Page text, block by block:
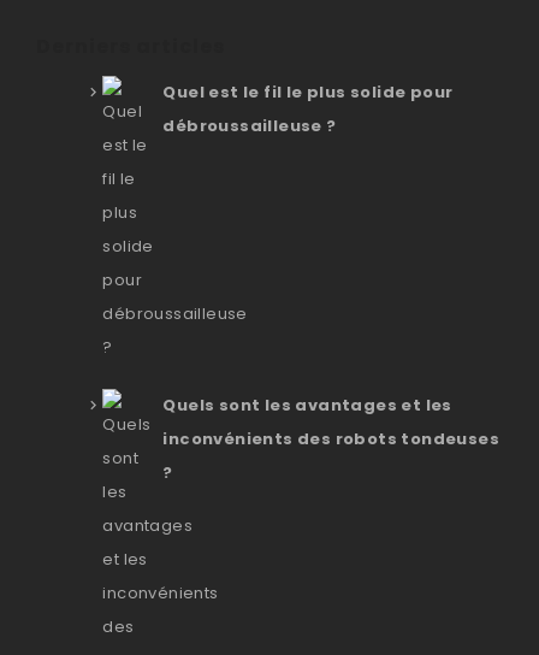
Quel est le fil le plus solide pour
débroussailleuse ?
Quels sont les avantages et les
inconvénients des robots tondeuses
?